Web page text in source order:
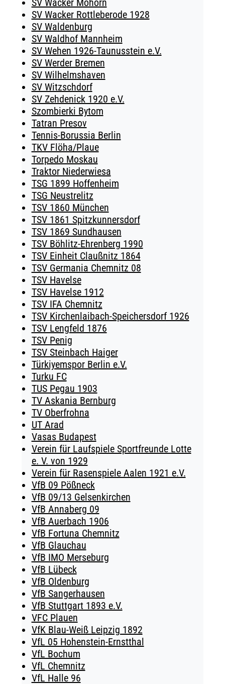
SV Wacker Mohorn
SV Wacker Rottleberode 1928
SV Waldenburg
SV Waldhof Mannheim
SV Wehen 1926-Taunusstein e.V.
SV Werder Bremen
SV Wilhelmshaven
SV Witzschdorf
SV Zehdenick 1920 e.V.
Szombierki Bytom
Tatran Presov
Tennis-Borussia Berlin
TKV Flöha/Plaue
Torpedo Moskau
Traktor Niederwiesa
TSG 1899 Hoffenheim
TSG Neustrelitz
TSV 1860 München
TSV 1861 Spitzkunnersdorf
TSV 1869 Sundhausen
TSV Böhlitz-Ehrenberg 1990
TSV Einheit Claußnitz 1864
TSV Germania Chemnitz 08
TSV Havelse
TSV Havelse 1912
TSV IFA Chemnitz
TSV Kirchenlaibach-Speichersdorf 1926
TSV Lengfeld 1876
TSV Penig
TSV Steinbach Haiger
Türkiyemspor Berlin e.V.
Turku FC
TUS Pegau 1903
TV Askania Bernburg
TV Oberfrohna
UT Arad
Vasas Budapest
Verein für Laufspiele Sportfreunde Lotte
e. V. von 1929
Verein für Rasenspiele Aalen 1921 e.V.
VfB 09 Pößneck
VfB 09/13 Gelsenkirchen
VfB Annaberg 09
VfB Auerbach 1906
VfB Fortuna Chemnitz
VfB Glauchau
VfB IMO Merseburg
VfB Lübeck
VfB Oldenburg
VfB Sangerhausen
VfB Stuttgart 1893 e.V.
VFC Plauen
VfK Blau-Weiß Leipzig 1892
VfL 05 Hohenstein-Ernstthal
VfL Bochum
VfL Chemnitz
VfL Halle 96